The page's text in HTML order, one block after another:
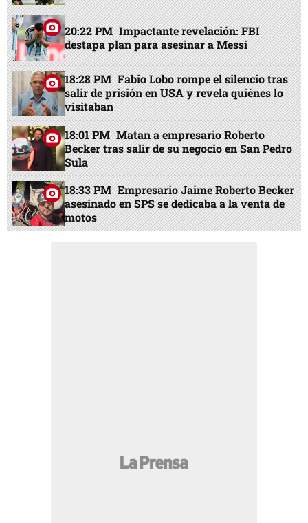
20:22 PM Impactante revelación: FBI
destapa plan para asesinar a Messi
18:28 PM Fabio Lobo rompe el silencio tras
salir de prisión en USA y revela quiénes lo
visitaban
18:01 PM Matan a empresario Roberto
Becker tras salir de su negocio en San Pedro
Sula
18:33 PM Empresario Jaime Roberto Becker
asesinado en SPS se dedicaba a la venta de
motos